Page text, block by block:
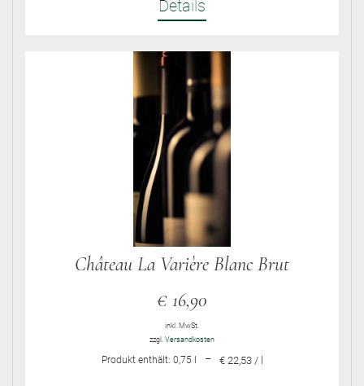
Details
Château La Varière Blanc Brut
€ 16,90
inkl. MwSt.
zzgl. Versandkosten
Produkt enthält: 0,75 – € 22,53 / l